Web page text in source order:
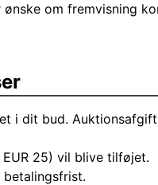
om fremvisning
i dit bud.
25) vil blive tilføjet.